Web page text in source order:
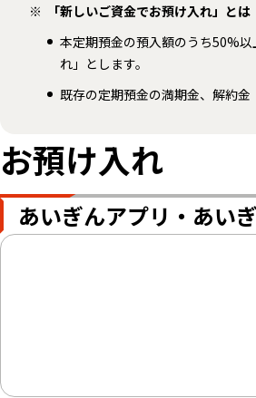
「新しいご資金でお預け入れ」とは
本定期預金の預入額のうち50%
れ」とします。
既存の定期預金の満期金、解約
お預け入れ
あいぎんアプリ・あい